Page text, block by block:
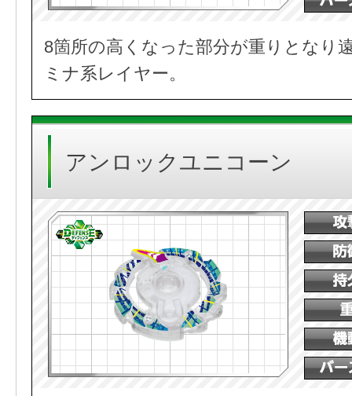
8箇所の高くなった部分が重りとなり
ミナ系レイヤー。
アンロックユニコーン